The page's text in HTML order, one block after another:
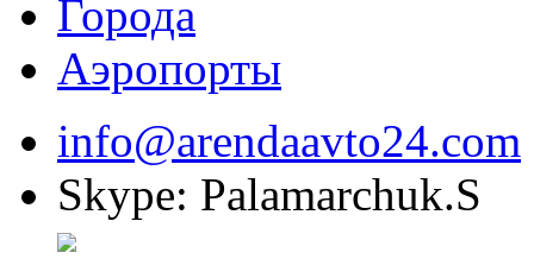
Города
Аэропорты
info@arendaavto24.com
Skype: Palamarchuk.S